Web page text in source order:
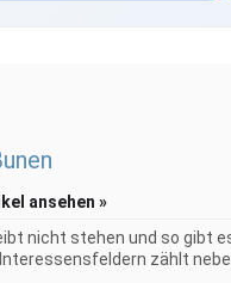
ansehen »
nicht stehen und so gibt
zählt